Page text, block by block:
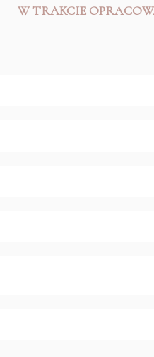
W TRAKCIE